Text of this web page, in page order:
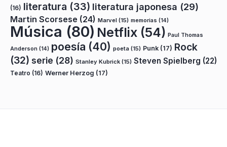
(16) literatura (33) literatura japonesa (29)
Martin Scorsese (24) Marvel (15) memorias (14)
Música (80) Netflix (54) Paul Thomas
Anderson (14) poesía (40) poeta (15) Punk (17) Rock
(32) serie (28) Stanley Kubrick (15) Steven Spielberg (22)
Teatro (16) Werner Herzog (17)